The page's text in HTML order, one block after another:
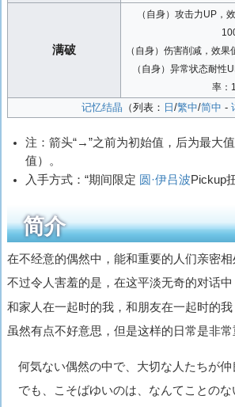
满破
（自身）攻击力UP，
（自身）伤害削减，效
（自身）异常状态耐性
率：
记忆结晶 （列表： 日 /繁中/简中 -
注：箭头“→”之前为初始值，后为最大
值）。
入手方式：“期间限定 圆·伊吕波Pickup
简介
在不经意的偶然中，能和重要的人们亲密
不过令人害羞的是，在这平淡无奇的对话中
和家人在一起时的我，和朋友在一起时的
虽然有点不好意思，但是这样的日常是非常
何気ない偶然の中で、大切な人たちが
でも、こそばゆいのは、なんてことのな